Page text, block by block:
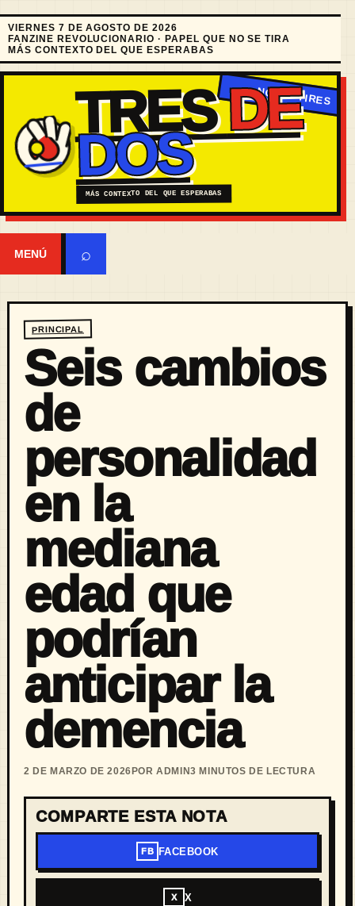
VIERNES 7 DE AGOSTO DE 2026
FANZINE REVOLUCIONARIO · PAPEL QUE NO SE TIRA
MÁS CONTEXTO DEL QUE ESPERABAS
TRESDE
DOS
MÁS CONTEXTO DEL QUE ESPERABAS
MENÚ ⌕
PRINCIPAL
Seis cambios
de
personalidad
en la
mediana
edad que
podrían
anticipar la
demencia
2 DE MARZO DE 2026 POR ADMIN3 MINUTOS DE LECTURA
COMPARTE ESTA NOTA
FB FACEBOOK
X X